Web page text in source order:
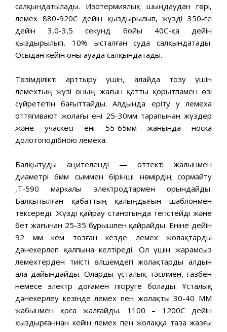
салқындатылады. Изотермиялық шыңдаудан гөрі,
лемех 880-920С дейін қыздырылып, жүзді 350-ге
дейін 3,0-3,5 секунд бойы 40С-қа дейін
қыздырылып, 10% ысталған суда салқындатады.
Осыдан кейін оны ауада салқындатады.
Төзімділікті арттыру үшін, алайда тозу үшін
лемехтың жүзі оның жағын қатты қорытпамен өзі
сүйрететін бағыттайды. Алдында еріту у лемеха
оттягивают жолағы ені 25-30мм тарапынан жүздер
және учаскесі ені 55-65мм жанында носка
долотоподібною лемеха.
Балқытуды ацителенді — оттекті жалынмен
диаметрі 6мм сыммен бірінші нөмірдің сормайту
,Т-590 маркалы электродтармен орындайды.
Балқытылған қабаттың қалыңдығын шаблонмен
тексереді. Жүзді қайрау станогында тегістейді және
бет жағынан 25-35 бұрышпен қайрайды. Еніне дейін
92 мм кем тозған кезде лемех жолақтарды
дәнекерлеп қалпына келтіреді. Ол үшін жарамсыз
лемехтерден тиісті өлшемдегі жолақтарды алдын
ала дайындайды. Оларды ұсталық тәсілмен, газбен
немесе электр доғамен пісіруге болады. Ұсталық
дәнекерлеу кезінде лемех пен жолақты 30-40 ММ
жабынмен қоса жалғайды. 1100 – 1200С дейін
қыздырғаннан кейін лемех пен жолаққа таза жазғы